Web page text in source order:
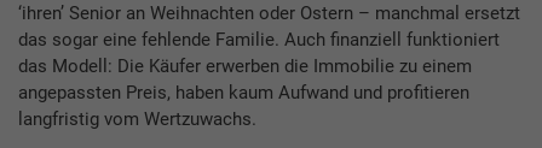
‘ihren’ Senior an Weihnachten oder Ostern – manchmal ersetzt
das sogar eine fehlende Familie. Auch finanziell funktioniert
das Modell: Die Käufer erwerben die Immobilie zu einem
angepassten Preis, haben kaum Aufwand und profitieren
langfristig vom Wertzuwachs.